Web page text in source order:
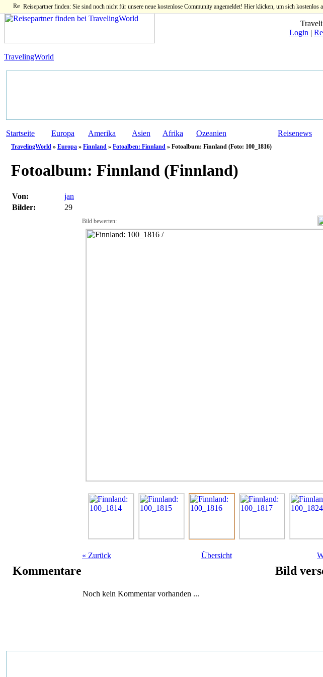
Reisepartner finden: Sie sind noch nicht für unsere neue kostenlose Community angemeldet! Hier klicken, um sich kostenlos
Login |
TravelingWorld
Startseite Europa Amerika Asien Afrika Ozeanien Reisenews
TravelingWorld » Europa » Finnland » Fotoalben: Finnland » Fotoalbum: Finnland (Foto: 100_1816)
Fotoalbum: Finnland (Finnland)
Von:
jan
Bilder:
29
Bild bewerten:
« Zurück Übersicht
Kommentare
Noch kein Kommentar vorhanden ...
Bild